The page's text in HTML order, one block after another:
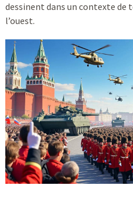
dessinent dans un contexte de
l’ouest.